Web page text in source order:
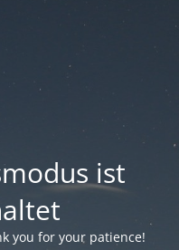
ist
you for your patience!